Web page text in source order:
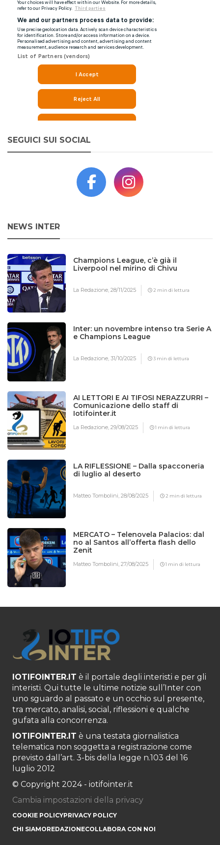
SEGUICI SUI SOCIAL
NEWS INTER
Champions League, c’è già il
Liverpool nel mirino di Chivu
La Redazione,28/11/2025 2 min di lettura
Inter: un novembre intenso tra Serie A
e Champions League
La Redazione,31/10/2025 3 min di lettura
AI LETTORI E AI TIFOSI NERAZZURRI –
Comunicazione dello staff di
Iotifointer.it
La Redazione,29/08/2025 1 min di lettura
LA RIFLESSIONE – Dalla spacconeria
di luglio al deserto
Matteo Tombolini,28/08/2025 2 min di lettura
MERCATO – Telenovela Palacios: dal
no al Santos all’offerta flash dello
Zenit
Matteo Tombolini,27/08/2025 1 min di lettura
IOTIFOINTER.IT è il portale degli interisti e per gli
interisti. Qui tutte le ultime notizie sull’Inter con
uno sguardo al passato e un occhio sul presente,
tra mercato, analisi, social, riflessioni e qualche
gufata alla concorrenza.
IOTIFOINTER.IT è una testata giornalistica
telematica non soggetta a registrazione come
previsto dall’art. 3-bis della legge n.103 del 16
luglio 2012
© Copyright 2024 - iotifointer.it
Cambia impostazioni della privacy
COOKIE POLICYPRIVACY POLICY
CHI SIAMOREDAZIONECOLLABORA CON NOI